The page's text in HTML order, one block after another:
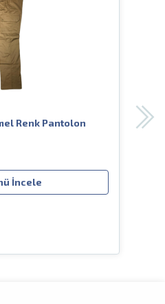
Renk Pantolon
İncele